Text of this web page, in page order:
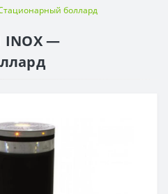
боллард
INOX —